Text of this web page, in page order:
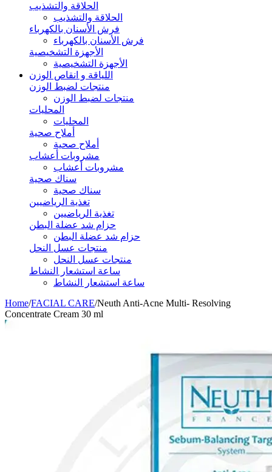
الحلاقة والتشذيب
الحلاقة والتشذيب
فرش الأسنان بالكهرباء
فرش الأسنان بالكهرباء
الأجهزة التشخيصية
الأجهزة التشخيصية
اللياقة و انقاص الوزن
منتجات لضبط الوزن
منتجات لضبط الوزن
المحليات
المحليات
أملاح صحية
أملاح صحية
مشروبات أعشاب
مشروبات أعشاب
سناك صحية
سناك صحية
تغذية الرياضيين
تغذية الرياضيين
حزام شد عضلة البطن
حزام شد عضلة البطن
منتجات عسل النحل
منتجات عسل النحل
ساعة استشعار النشاط
ساعة استشعار النشاط
Home/FACIAL CARE/Neuth Anti-Acne Multi- Resolving
Concentrate Cream 30 ml